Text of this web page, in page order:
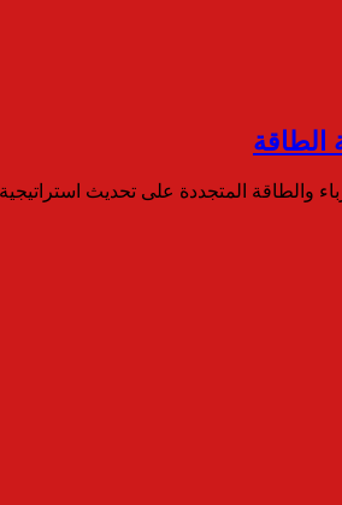
الطاقة
والطاقة المتجددة على تحديث